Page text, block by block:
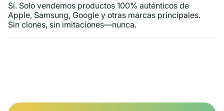
Sí. Solo vendemos productos 100% auténticos de
Apple, Samsung, Google y otras marcas principales.
Sin clones, sin imitaciones—nunca.